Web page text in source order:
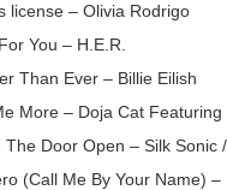
license – Olivia Rodrigo
You – H.E.R.
Than Ever – Billie Eilish
More – Doja Cat Featuring
The Door Open – Silk Sonic
(Call Me By Your Name) –